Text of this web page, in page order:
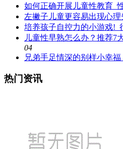
如何正确开展儿童性教育_
左撇子儿童更容易出现心
培养孩子自控力的小游戏!_
儿童性早熟怎么办？推荐7
04
兄弟手足情深的别样小幸
热门资讯